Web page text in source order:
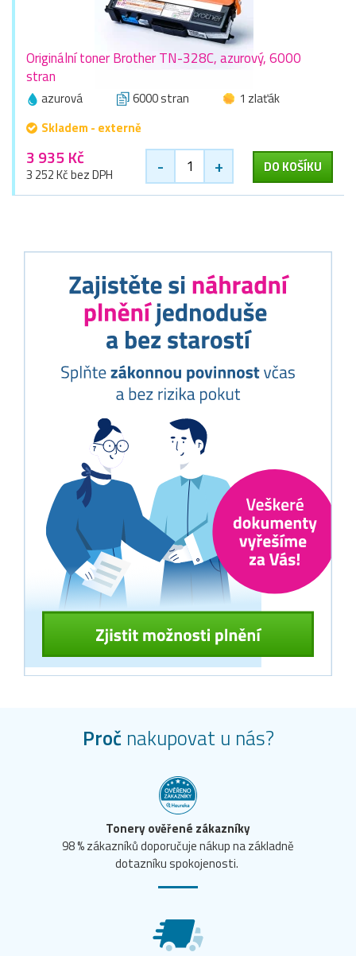
Originální toner Brother TN-328C, azurový, 6000
stran
azurová 6000 stran
1 zlaťák
Skladem - externě
3 935 Kč
3 252 Kč bez DPH - + DO KOŠÍKU
Proč nakupovat u nás?
Tonery ověřené zákazníky
98 % zákazníků doporučuje nákup na základně
dotazníku spokojenosti.